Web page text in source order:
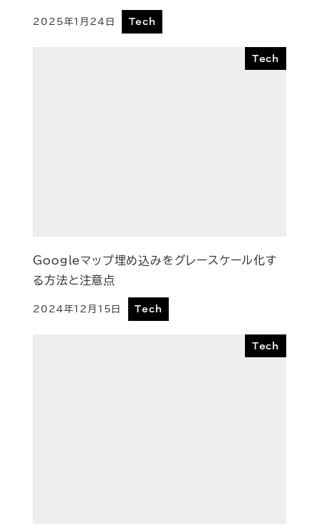
2025年1月24日 Tech
Tech
Googleマップ埋め込みをグレースケール化す
る方法と注意点
2024年12月15日 Tech
Tech